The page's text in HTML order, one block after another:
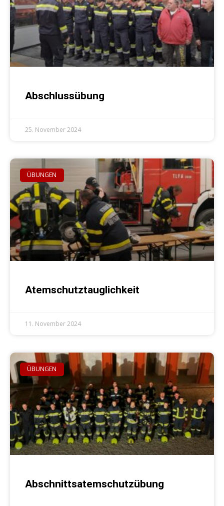
Abschlussübung
25. November 2024
ÜBUNGEN
Atemschutztauglichkeit
11. November 2024
ÜBUNGEN
Abschnittsatemschutzübung